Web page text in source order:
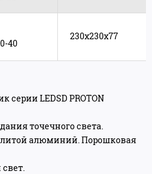
40
230х230х77
серии LEDSD PROTON
точечного света.
литой алюминий. Порошковая